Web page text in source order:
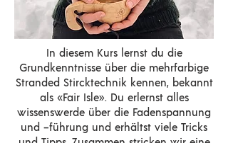
In diesem Kurs lernst du die
Grundkenntnisse über die mehrfarbige
Stranded Stircktechnik kennen, bekannt
als «Fair Isle». Du erlernst alles
wissenswerde über die Fadenspannung
und –führung und erhältst viele Tricks